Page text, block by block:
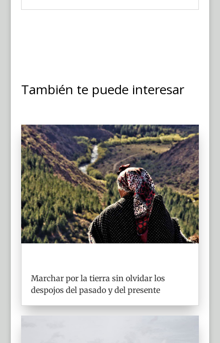
También te puede interesar
Marchar por la tierra sin olvidar los
despojos del pasado y del presente